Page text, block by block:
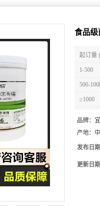
食品级
起订量
1-500
500-
≥1000
品牌：
产地：
发布日
更新日